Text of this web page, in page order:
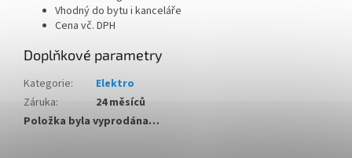
Vhodný do bytu i kanceláře
Cena vč. DPH
Doplňkové parametry
Kategorie:
Elektro
Záruka:
24 měsíců
Položka byla vyprodána…